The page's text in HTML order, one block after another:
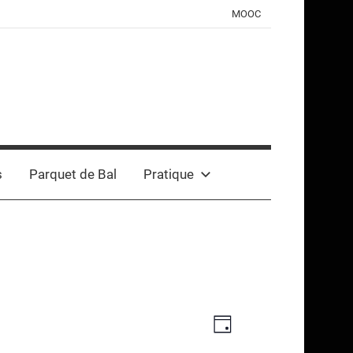
MOOC
Parquet de Bal Pratique
Navigation
Navigation
Jour